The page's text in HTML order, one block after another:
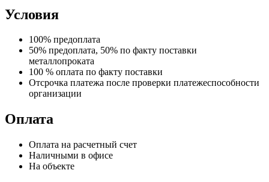
Условия
100% предоплата
50% предоплата, 50% по факту поставки
металлопроката
100 % оплата по факту поставки
Отсрочка платежа после проверки платежеспособности
организации
Оплата
Оплата на расчетный счет
Наличными в офисе
На объекте